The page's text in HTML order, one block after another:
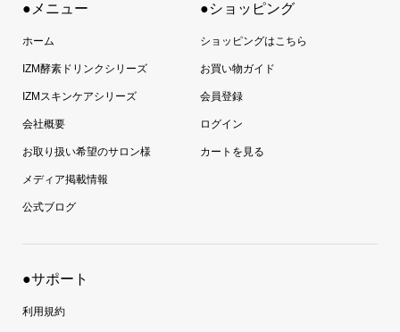
●メニュー
ホーム
IZM酵素ドリンクシリーズ
IZMスキンケアシリーズ
会社概要
お取り扱い希望のサロン様
メディア掲載情報
公式ブログ
●ショッピング
ショッピングはこちら
お買い物ガイド
会員登録
ログイン
カートを見る
●サポート
利用規約